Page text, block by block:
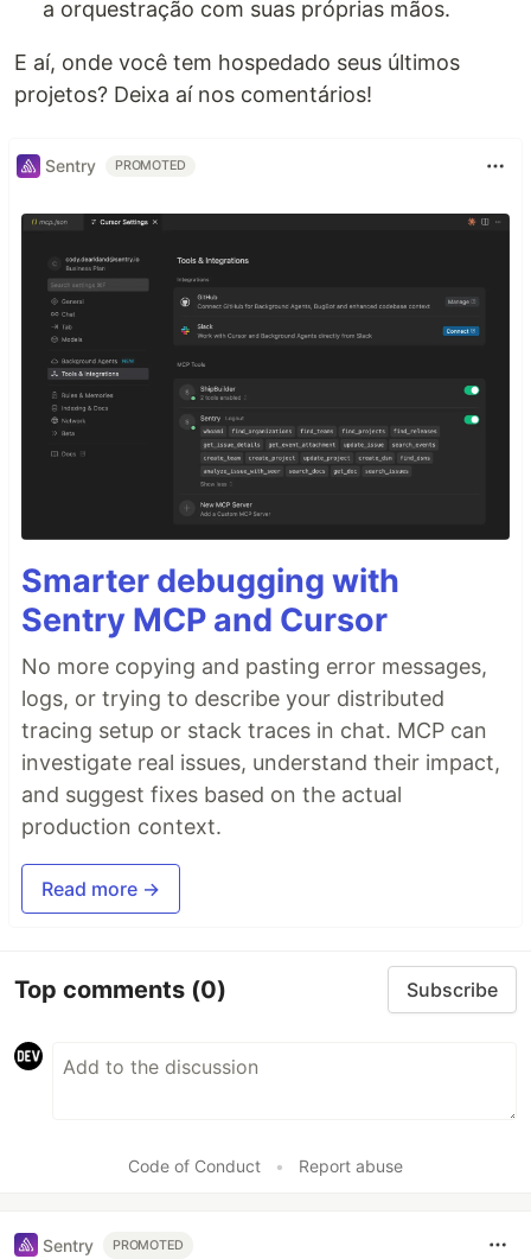
a orquestração com suas próprias mãos.
E aí, onde você tem hospedado seus últimos
projetos? Deixa aí nos comentários!
Sentry PROMOTED
Smarter debugging with
Sentry MCP and Cursor
No more copying and pasting error messages,
logs, or trying to describe your distributed
tracing setup or stack traces in chat. MCP can
investigate real issues, understand their impact,
and suggest fixes based on the actual
production context.
Read more →
Top comments (0) Subscribe
Code of Conduct • Report abuse
Sentry PROMOTED